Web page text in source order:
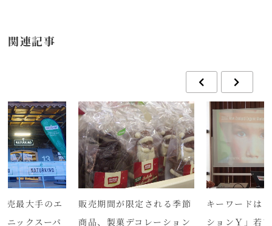
関連記事
売最大手のエ
ニックスーパ
販売期間が限定される季節
商品、製菓デコレーション
キーワードは
ションＹ」若